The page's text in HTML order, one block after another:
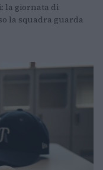
la giornata di
la squadra guarda